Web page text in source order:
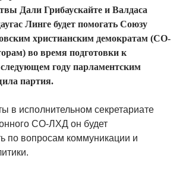
Дали Грибаускайте и Валдаса
Линге будет помогать Союзу
христианским демократам (СО-
во время подготовки к
году парламентским
партия.
в исполнительном секретариате
СО-ЛХД он будет
по вопросам коммуникации и